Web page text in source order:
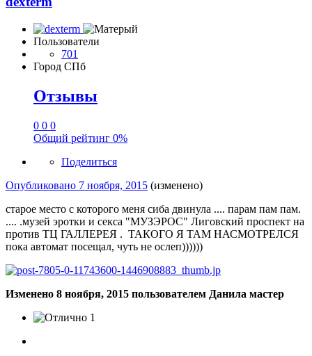
Пользователи
701
Город СПб
Отзывы
0 0 0
Общий рейтинг 0%
Поделиться
Опубликовано 7 ноября, 2015 (изменено)
старое место с которого меня сиба двинула .... парам пам пам.
.... .музей эротки и секса "МУЗЭРОС" Лиговский проспект на
против ТЦ ГАЛЛЕРЕЯ . ТАКОГО Я ТАМ НАСМОТРЕЛСЯ
пока автомат посещал, чуть не ослеп))))))
Изменено 8 ноября, 2015 пользователем Данила мастер
1